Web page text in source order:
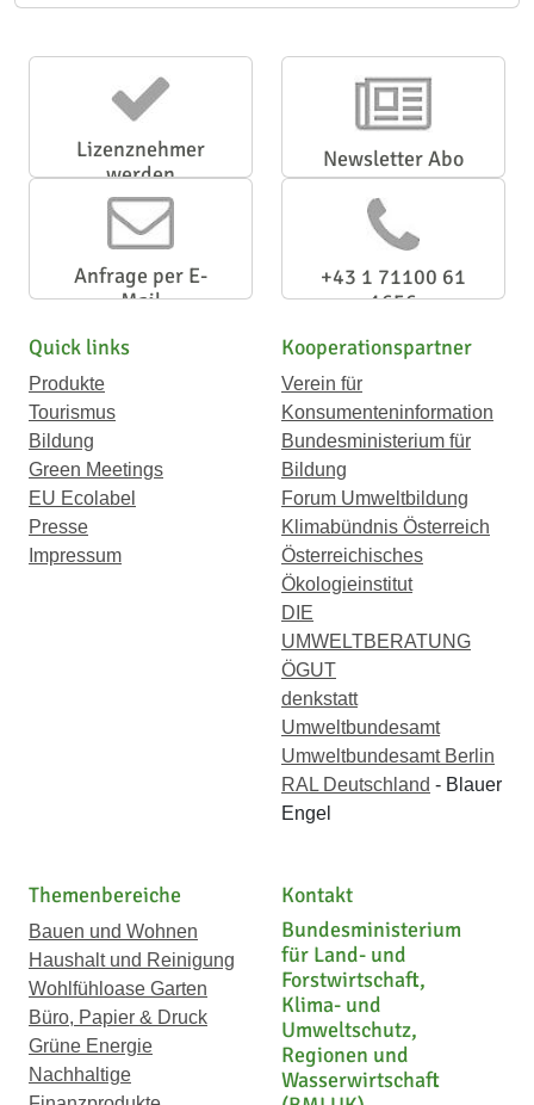
Lizenznehmer
werden
Newsletter Abo
Anfrage per E-
Mail
+43 1 71100 61
1656
Quick links
Produkte
Tourismus
Bildung
Green Meetings
EU Ecolabel
Presse
Impressum
Kooperationspartner
Verein für
Konsumenteninformation
Bundesministerium für
Bildung
Forum Umweltbildung
Klimabündnis Österreich
Österreichisches
Ökologieinstitut
DIE
UMWELTBERATUNG
ÖGUT
denkstatt
Umweltbundesamt
Umweltbundesamt Berlin
RAL Deutschland - Blauer
Engel
Themenbereiche
Bauen und Wohnen
Haushalt und Reinigung
Wohlfühloase Garten
Büro, Papier & Druck
Grüne Energie
Nachhaltige
Kontakt
Bundesministerium
für Land- und
Forstwirtschaft,
Klima- und
Umweltschutz,
Regionen und
Wasserwirtschaft